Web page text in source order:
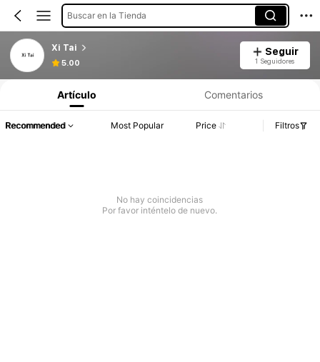
Buscar en la Tienda
Xi Tai
5.00
Seguir
1 Seguidores
Artículo Comentarios
Recommended Most Popular Price Filtros
No hay coincidencias
Por favor inténtelo de nuevo.